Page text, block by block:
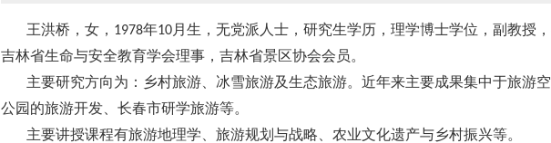
王洪桥，女， 1978年10月生，无党派人士，研究生学历，理学博士学位，副教授，
吉林省生命与安全教育学会理事，吉林省景区协会会员。
主要研究方向为：乡村旅游、冰雪旅游及生态旅游。近年来主要成果集中于旅游
公园的旅游开发、长春市研学旅游等。
主要讲授课程有旅游地理学、旅游规划与战略、农业文化遗产与乡村振兴等。